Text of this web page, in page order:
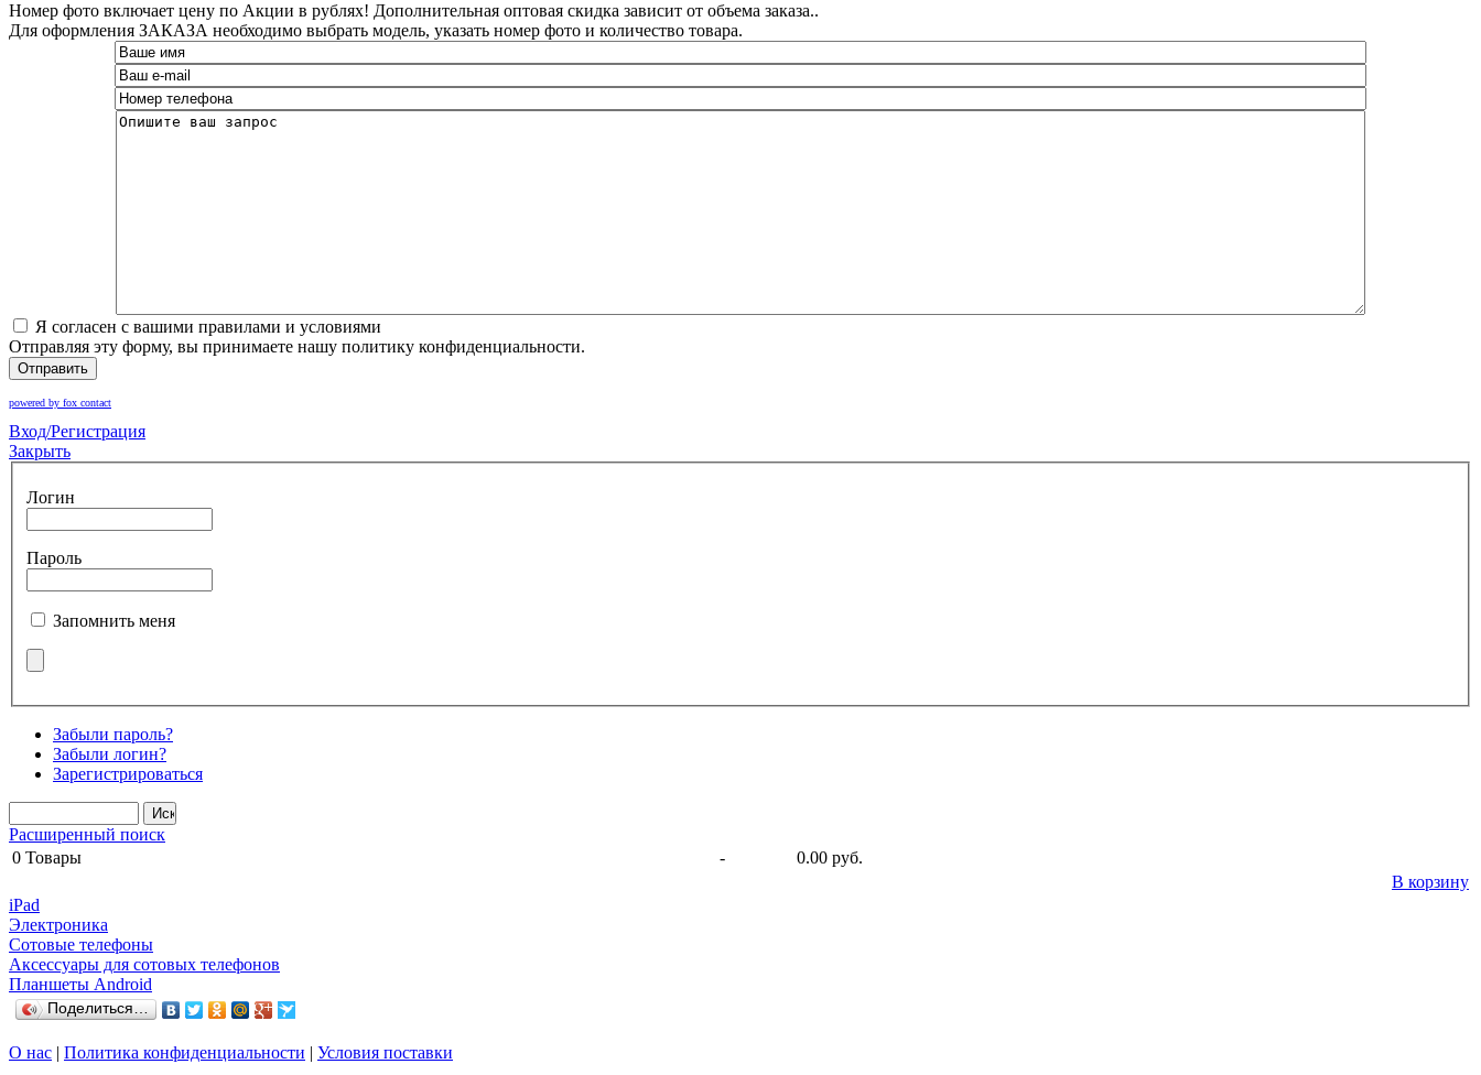
Номер фото включает цену по Акции в рублях! Дополнительная оптовая скидка зависит от объема заказа..
Для оформления ЗАКАЗА необходимо выбрать модель, указать номер фото и количество товара.
Я согласен с вашими правилами и условиями
Отправляя эту форму, вы принимаете нашу политику конфиденциальности.
Отправить
powered by fox contact
Вход/Регистрация
Закрыть
Логин
Пароль
Запомнить меня
Забыли пароль?
Забыли логин?
Зарегистрироваться
Расширенный поиск
0 Товары -
0.00 руб.
В корзину
iPad
Электроника
Сотовые телефоны
Аксессуары для сотовых телефонов
Планшеты Android
Поделиться…
О нас | Политика конфиденциальности | Условия поставки